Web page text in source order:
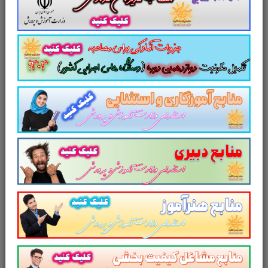
نظم بخشیده و منسجم می سازد. این مجموعه
مرور سریعداوطلب را سبب می شود و آگاهی
نظم بخشیده و یک آمادگی و شبیه
سازی را برای جلسه آزمون به همراه دارد. مطالعه
این منبع برای همه داوطلبین عزیز پیشنهاد می
شود.
از دیگر منابع آزمون استخدامی وزارت
آموزش و پرورش در سایت پرتو
یادگیری دیدن فرمایید.
و
در یک نمای کلی: